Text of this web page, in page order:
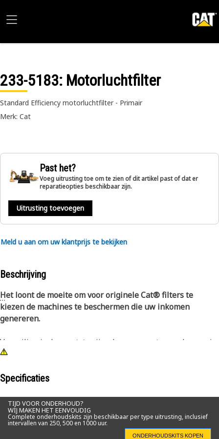
233-5183: Motorluchtfilter
Standard Efficiency motorluchtfilter - Primair
Merk: Cat
Past het?
Voeg uitrusting toe om te zien of dit artikel past of dat er
reparatieopties beschikbaar zijn.
Uitrusting toevoegen
Meld u aan om uw klantprijs te bekijken
Beschrijving
Het loont de moeite om voor originele Cat® filters te
kiezen de machines te beschermen die uw inkomen
genereren.
Vervuiling is de grootste vijand van uw motor en daarom is
het van cruciaal belang om uw Cat apparatuur te
Standard Efficiency primaire motorluchtfilters zijn uw
motorbescherming en minder machinestilstandtijd.
Dankzij de lange levensduur en het uitzonderlijke
filtratievermogen zijn de Cat luchtfilters ook
Specificaties
TIJD VOOR ONDERHOUD?
WIJ MAKEN HET EENVOUDIG
Complete onderhoudskits zijn beschikbaar per type uitrusting, inclusief
intervallen van 250, 500 en 1000 uur.
ONDERHOUDSKITS KOPEN